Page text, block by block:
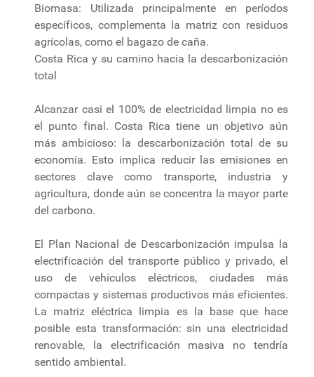
Biomasa: Utilizada principalmente en períodos
específicos, complementa la matriz con residuos
agrícolas, como el bagazo de caña.
Costa Rica y su camino hacia la descarbonización
total
Alcanzar casi el 100% de electricidad limpia no es
el punto final. Costa Rica tiene un objetivo aún
más ambicioso: la descarbonización total de su
economía. Esto implica reducir las emisiones en
sectores clave como transporte, industria y
agricultura, donde aún se concentra la mayor parte
del carbono.
El Plan Nacional de Descarbonización impulsa la
electrificación del transporte público y privado, el
uso de vehículos eléctricos, ciudades más
compactas y sistemas productivos más eficientes.
La matriz eléctrica limpia es la base que hace
posible esta transformación: sin una electricidad
renovable, la electrificación masiva no tendría
sentido ambiental.